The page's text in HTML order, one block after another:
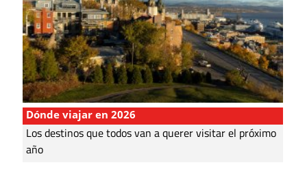
Dónde viajar en 2026
Los destinos que todos van a querer visitar el próximo
año